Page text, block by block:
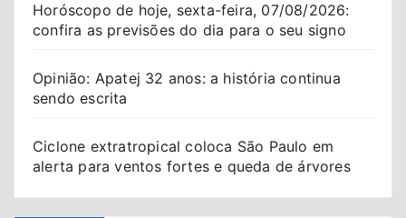
Horóscopo de hoje, sexta-feira, 07/08/2026:
confira as previsões do dia para o seu signo
Opinião: Apatej 32 anos: a história continua
sendo escrita
Ciclone extratropical coloca São Paulo em
alerta para ventos fortes e queda de árvores